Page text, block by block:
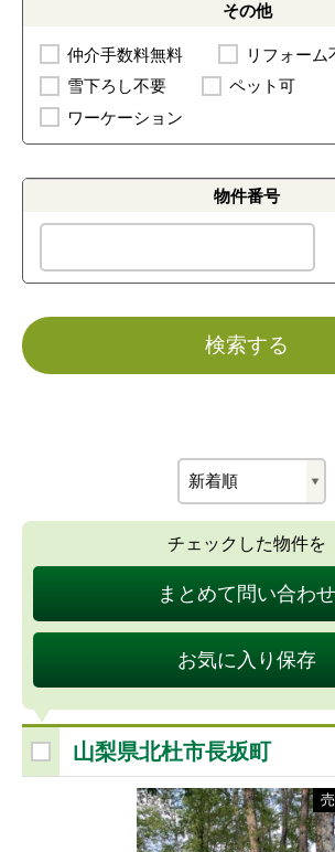
その他
仲介手数料無料
リフォーム
雪下ろし不要
ペット可
ワーケーション
物件番号
検索する
チェックした物件を
まとめて問い合わせ
お気に入り保存
山梨県北杜市長坂町